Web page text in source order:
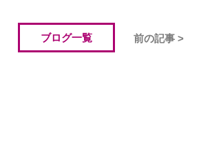
ブログ一覧 前の記事 >